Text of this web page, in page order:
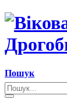
Пошук